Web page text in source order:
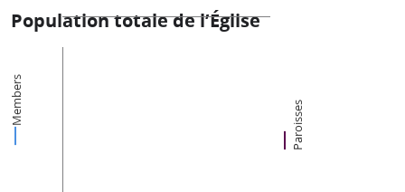
Population totale de l’Église
Members Paroisses